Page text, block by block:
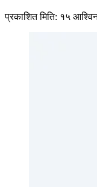
प्रकाशित मिति: १५